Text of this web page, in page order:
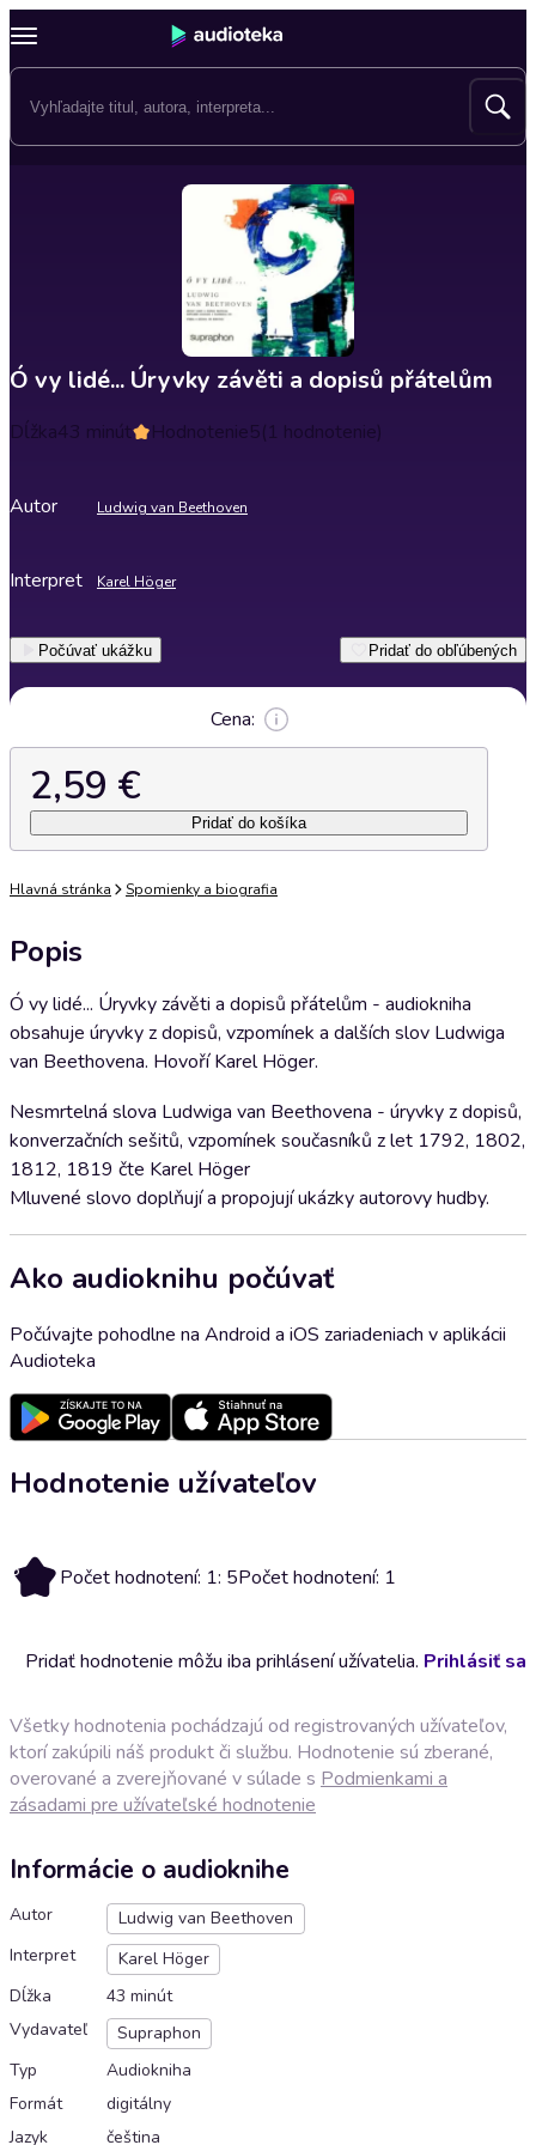
Ó vy lidé... Úryvky závěti a dopisů přátelům
Dĺžka43 minút Hodnotenie5(1 hodnotenie)
Autor Ludwig van Beethoven
Interpret Karel Höger
Počúvať ukážku Pridať do obľúbených
Cena:
2,59 €
Pridať do košíka
Hlavná stránka Spomienky a biografia
Popis
Ó vy lidé... Úryvky závěti a dopisů přátelům - audiokniha
obsahuje úryvky z dopisů, vzpomínek a dalších slov Ludwiga
van Beethovena. Hovoří Karel Höger.
Nesmrtelná slova Ludwiga van Beethovena - úryvky z dopisů,
konverzačních sešitů, vzpomínek současníků z let 1792, 1802,
1812, 1819 čte Karel Höger
Mluvené slovo doplňují a propojují ukázky autorovy hudby.
Ako audioknihu počúvať
Počúvajte pohodlne na Android a iOS zariadeniach v aplikácii
Audioteka
Hodnotenie užívateľov
5 Počet hodnotení: 1: 5Počet hodnotení: 1
Pridať hodnotenie môžu iba prihlásení užívatelia. Prihlásiť sa
Všetky hodnotenia pochádzajú od registrovaných užívateľov,
ktorí zakúpili náš produkt či službu. Hodnotenie sú zberané,
overované a zverejňované v súlade s Podmienkami a
zásadami pre užívateľské hodnotenie
Informácie o audioknihe
Autor
Ludwig van Beethoven
Interpret
Karel Höger
Dĺžka
43 minút
Vydavateľ
Supraphon
Typ
Audiokniha
Formát
digitálny
Jazyk
čeština